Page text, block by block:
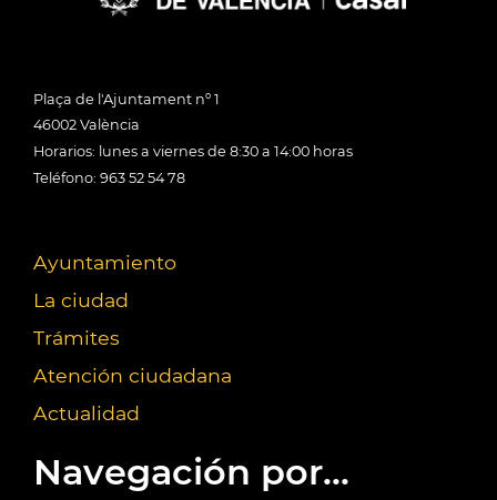
Plaça de l'Ajuntament nº 1
46002 València
Horarios: lunes a viernes de 8:30 a 14:00 horas
Teléfono: 963 52 54 78
Ayuntamiento
La ciudad
Trámites
Atención ciudadana
Actualidad
Navegación por...